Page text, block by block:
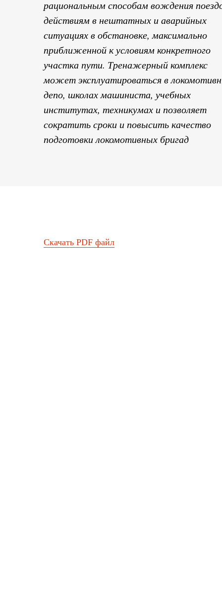
рациональным способам вождения
действиям в нештатных и аварийных
ситуациях в обстановке, максимально
приближенной к условиям конкретного
участка пути. Тренажерный комплекс
может эксплуатироваться в
депо, школах машиниста, учебных
институтах, техникумах и позволяет
сократить сроки и повысить качество
подготовки локомотивных бригад
Скачать PDF файл